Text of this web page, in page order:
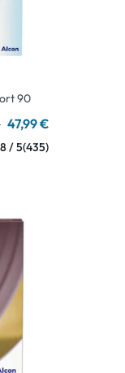
90
47,99 €
/ 5(435)